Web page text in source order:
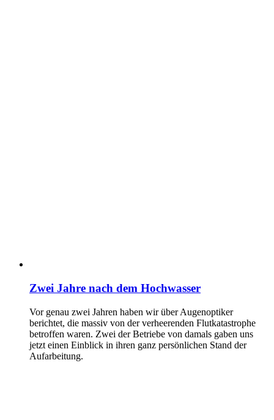
Zwei Jahre nach dem Hochwasser
Vor genau zwei Jahren haben wir über Augenoptiker
berichtet, die massiv von der verheerenden Flutkatastrophe
betroffen waren. Zwei der Betriebe von damals gaben uns
jetzt einen Einblick in ihren ganz persönlichen Stand der
Aufarbeitung.